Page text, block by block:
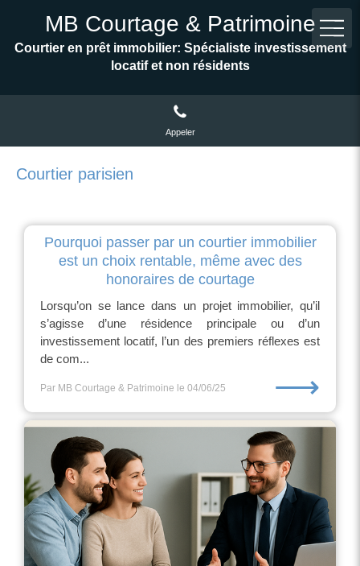
MB Courtage & Patrimoine
Courtier en prêt immobilier: Spécialiste investissement
locatif et non résidents
Appeler
Courtier parisien
Pourquoi passer par un courtier immobilier
est un choix rentable, même avec des
honoraires de courtage
Lorsqu’on se lance dans un projet immobilier, qu’il
s’agisse d’une résidence principale ou d’un
investissement locatif, l’un des premiers réflexes est
de com...
Par MB Courtage & Patrimoine le 04/06/25 ⟶